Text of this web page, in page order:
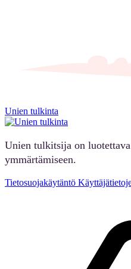
Unien tulkinta
Unien tulkitsija on
ymmärtämiseen.
Tietosuojakäytäntö